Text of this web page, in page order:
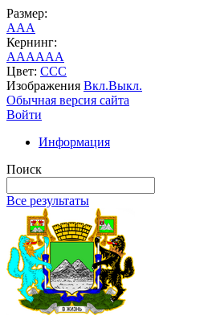
Размер:
AAA
Кернинг:
AAAAAA
Цвет: CCC
Изображения Вкл.Выкл.
Обычная версия сайта
Войти
Информация
Поиск
Все результаты